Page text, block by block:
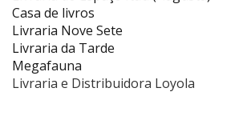
Casa de livros
Livraria Nove Sete
Livraria da Tarde
Megafauna
Livraria e Distribuidora Loyola